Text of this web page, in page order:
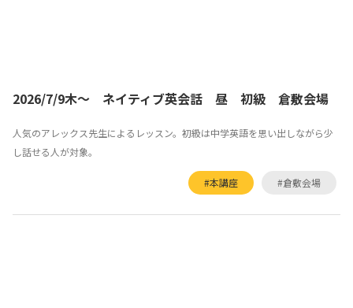
2026/7/9木～ ネイティブ英会話 昼 初級 倉敷会場
人気のアレックス先生によるレッスン。初級は中学英語を思い出しながら少
し話せる人が対象。
#本講座 #倉敷会場